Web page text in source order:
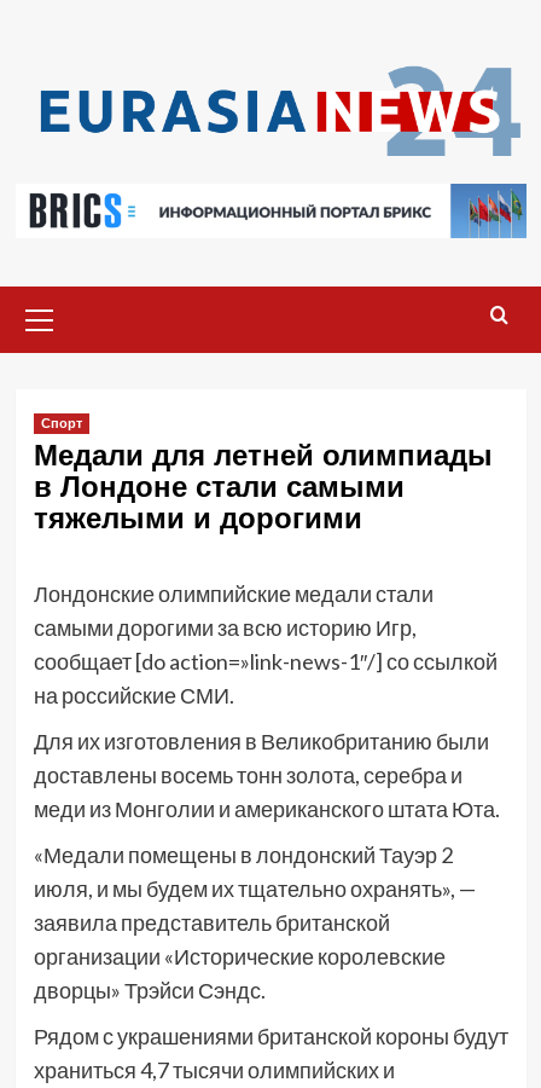
меню
Спорт
Медали для летней олимпиады
в Лондоне стали самыми
тяжелыми и дорогими
Лондонские олимпийские медали стали
самыми дорогими за всю историю Игр,
сообщает [do action=»link-news-1″/] со ссылкой
на российские СМИ.
Для их изготовления в Великобританию были
доставлены восемь тонн золота, серебра и
меди из Монголии и американского штата Юта.
«Медали помещены в лондонский Тауэр 2
июля, и мы будем их тщательно охранять», —
заявила представитель британской
организации «Исторические королевские
дворцы» Трэйси Сэндс.
Рядом с украшениями британской короны будут
храниться 4,7 тысячи олимпийских и